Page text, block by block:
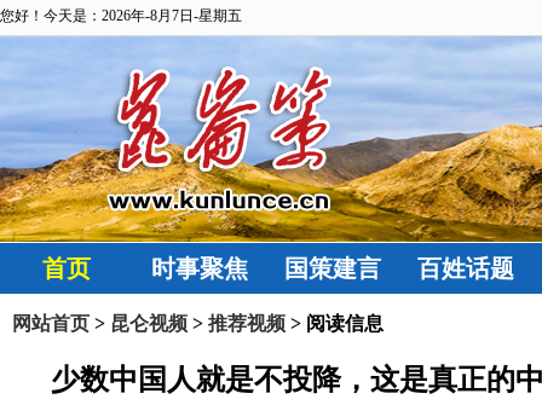
您好！今天是：2026年-8月7日-星期五
首页 时事聚焦 国策建言 百姓话题
网站首页 > 昆仑视频 > 推荐视频 > 阅读信息
少数中国人就是不投降，这是真正的